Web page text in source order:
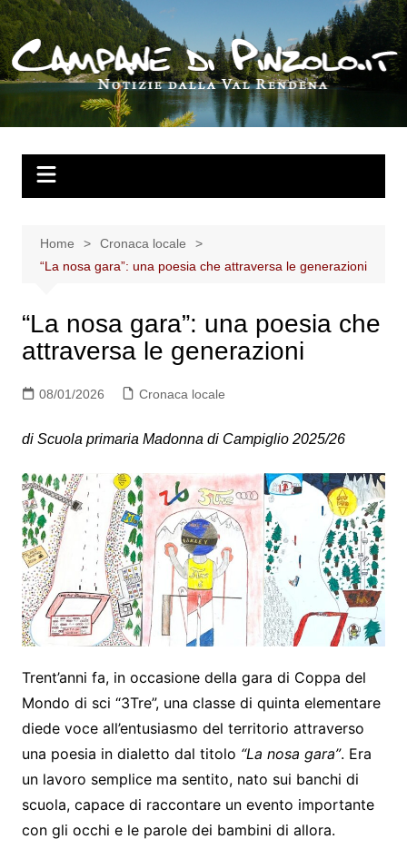
Salta
al
contenuto
Home
Cronaca locale
“La nosa gara”: una poesia che attraversa le generazioni
“La nosa gara”: una poesia che
attraversa le generazioni
08/01/2026 Cronaca locale
di Scuola primaria Madonna di Campiglio 2025/26
Trent’anni fa, in occasione della gara di Coppa del
Mondo di sci “3Tre”, una classe di quinta elementare
diede voce all’entusiasmo del territorio attraverso
una poesia in dialetto dal titolo “La nosa gara”. Era
un lavoro semplice ma sentito, nato sui banchi di
scuola, capace di raccontare un evento importante
con gli occhi e le parole dei bambini di allora.